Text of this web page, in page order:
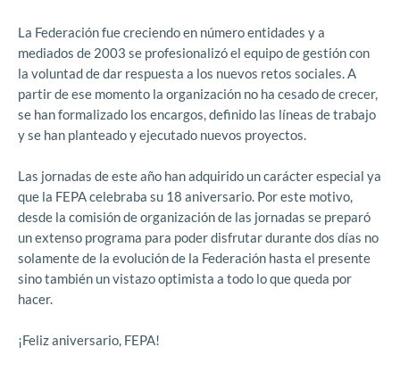
La Federación fue creciendo en número entidades y a
mediados de 2003 se profesionalizó el equipo de gestión con
la voluntad de dar respuesta a los nuevos retos sociales. A
partir de ese momento la organización no ha cesado de crecer,
se han formalizado los encargos, definido las líneas de trabajo
y se han planteado y ejecutado nuevos proyectos.
Las jornadas de este año han adquirido un carácter especial ya
que la FEPA celebraba su 18 aniversario. Por este motivo,
desde la comisión de organización de las jornadas se preparó
un extenso programa para poder disfrutar durante dos días no
solamente de la evolución de la Federación hasta el presente
sino también un vistazo optimista a todo lo que queda por
hacer.
¡Feliz aniversario, FEPA!